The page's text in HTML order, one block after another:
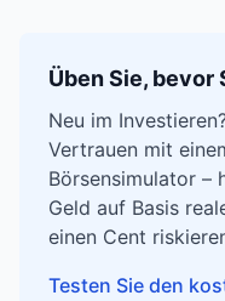
Üben Sie, bevor
Neu im
Vertrauen mit
Börsensimulator –
Geld auf Basis
einen Cent
Testen Sie den